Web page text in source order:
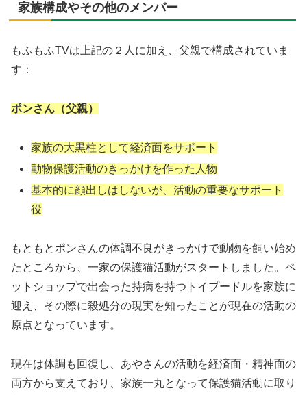
家族構成やその他のメンバー
もふもふTVは上記の２人に加え、父親で構成されていま
す：
ポンさん（父親）
家族の大黒柱として経済面をサポート
動物保護活動のきっかけを作った人物
基本的に顔出しはしないが、活動の重要なサポート
役
もともとポンさんの体調不良がきっかけで動物を飼い始め
たところから、一家の保護猫活動がスタートしました。ペ
ットショップで出会った持病を持つトイプードルを家族に
迎え、その際に殺処分の現実を知ったことが現在の活動の
原点となっています。
現在は体調も回復し、あやさんの活動を経済面・精神面の
両方から支えており、家族一丸となって保護猫活動に取り